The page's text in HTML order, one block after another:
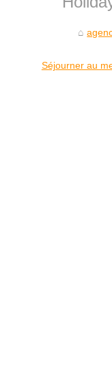
Séjourner au